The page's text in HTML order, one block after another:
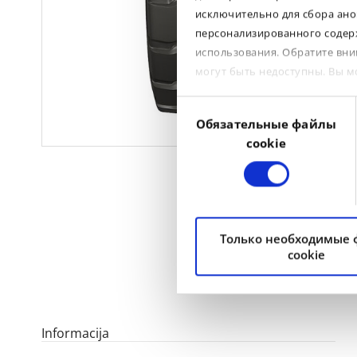
исключительно для сбора
персонализированного
использования. Обратите
могут быть недоступны. Вы
Выбор
согласия
Обязательные файлы
cookie
Только необходимые
cookie
Informacija